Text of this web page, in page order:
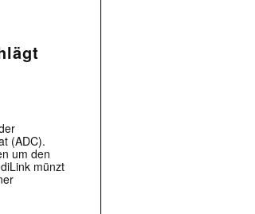
jede Woche aktuell
(ADC).
um den
münzt